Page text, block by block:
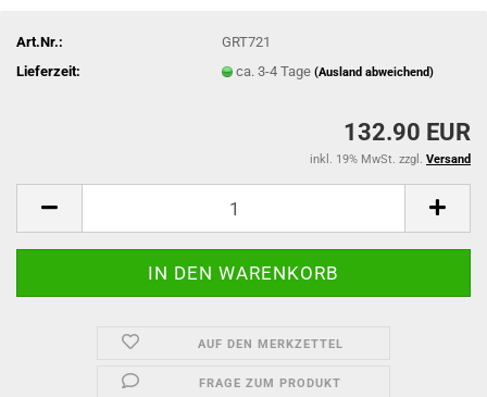
Art.Nr.:
GRT721
Lieferzeit:
ca. 3-4 Tage(Ausland abweichend)
132.90 EUR
inkl. 19% MwSt. zzgl. Versand
AUF DEN MERKZETTEL
FRAGE ZUM PRODUKT